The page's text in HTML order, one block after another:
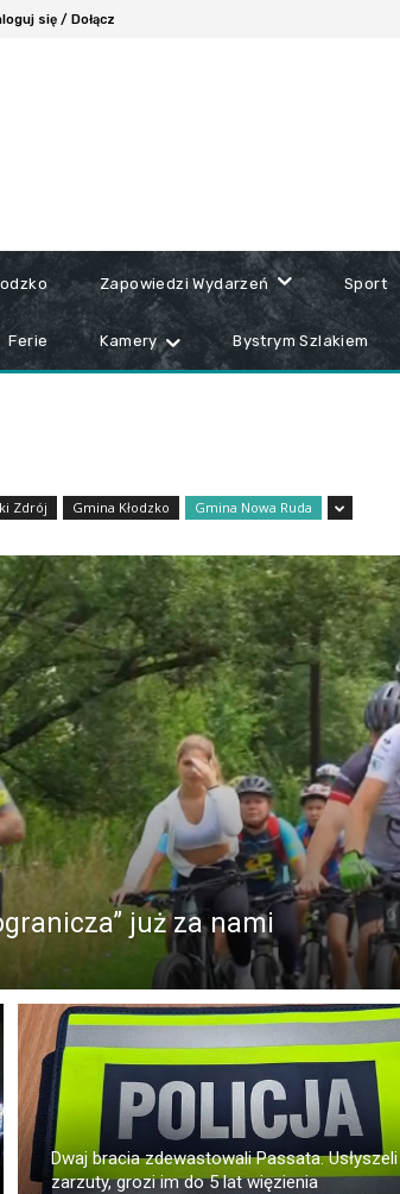
się / Dołącz
Zapowiedzi Wydarzeń Sport
Ferie Kamery Bystrym Szlakiem
Zdrój Gmina Kłodzko Gmina Nowa Ruda
już za nami
Dwaj bracia zdewastowali Passata. Usłyszeli
zarzuty, grozi im do 5 lat więzienia